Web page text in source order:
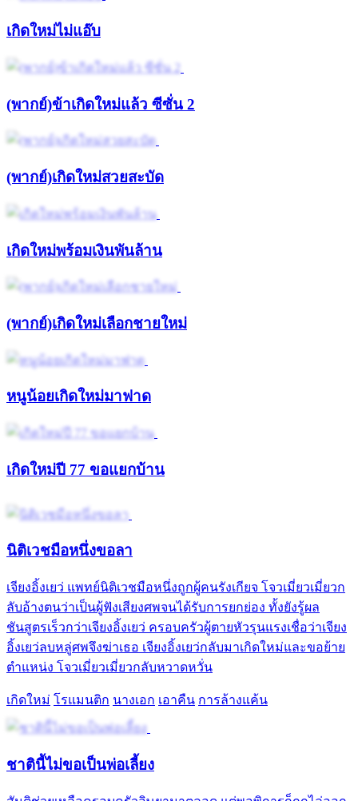
เกิดใหม่ไม่แอ๊บ
(พากย์)ข้าเกิดใหม่แล้ว ซีซั่น 2
(พากย์)เกิดใหม่สวยสะบัด
เกิดใหม่พร้อมเงินพันล้าน
(พากย์)เกิดใหม่เลือกชายใหม่
หนูน้อยเกิดใหม่มาฟาด
เกิดใหม่ปี 77 ขอแยกบ้าน
นิติเวชมือหนึ่งขอลา
เจียงอิ้งเยว่ แพทย์นิติเวชมือหนึ่งถูกผู้คนรังเกียจ โจวเมี่ยวเมี่ยวก
ลับอ้างตนว่าเป็นผู้ฟังเสียงศพจนได้รับการยกย่อง ทั้งยังรู้ผล
ชันสูตรเร็วกว่าเจียงอิ้งเยว่ ครอบครัวผู้ตายหัวรุนแรงเชื่อว่าเจียง
อิ้งเยว่ลบหลู่ศพจึงฆ่าเธอ เจียงอิ้งเยว่กลับมาเกิดใหม่และขอย้าย
ตำแหน่ง โจวเมี่ยวเมี่ยวกลับหวาดหวั่น
เกิดใหม่ โรแมนติก นางเอก เอาคืน การล้างแค้น
ชาตินี้ไม่ขอเป็นพ่อเลี้ยง